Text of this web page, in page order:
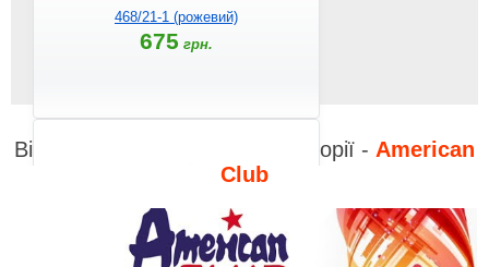
468/21-1 (рожевий)
675 грн.
Відео до інших товарів з категорії - American
Club